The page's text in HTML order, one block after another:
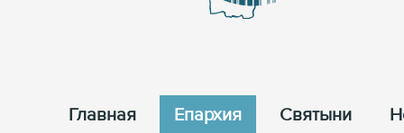
Главная Епархия Cвятыни